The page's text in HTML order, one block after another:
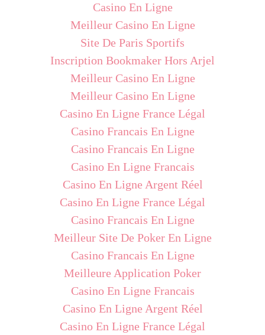
Casino En Ligne
Meilleur Casino En Ligne
Site De Paris Sportifs
Inscription Bookmaker Hors Arjel
Meilleur Casino En Ligne
Meilleur Casino En Ligne
Casino En Ligne France Légal
Casino Francais En Ligne
Casino Francais En Ligne
Casino En Ligne Francais
Casino En Ligne Argent Réel
Casino En Ligne France Légal
Casino Francais En Ligne
Meilleur Site De Poker En Ligne
Casino Francais En Ligne
Meilleure Application Poker
Casino En Ligne Francais
Casino En Ligne Argent Réel
Casino En Ligne France Légal